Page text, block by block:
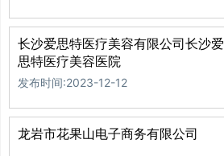
长沙爱思特医疗美容有限公司长沙爱
思特医疗美容医院
发布时间:2023-12-12
龙岩市花果山电子商务有限公司